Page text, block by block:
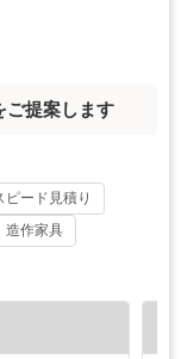
ご提案します
ピード見積り
造作家具